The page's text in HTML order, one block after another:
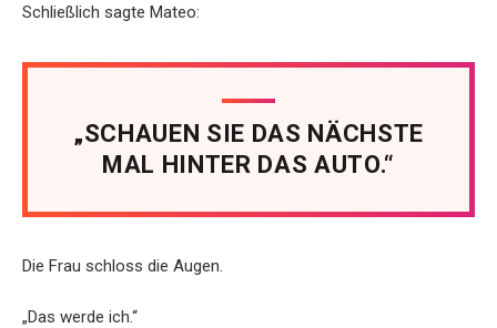
Schließlich sagte Mateo:
„SCHAUEN SIE DAS NÄCHSTE
MAL HINTER DAS AUTO.“
Die Frau schloss die Augen.
„Das werde ich.“